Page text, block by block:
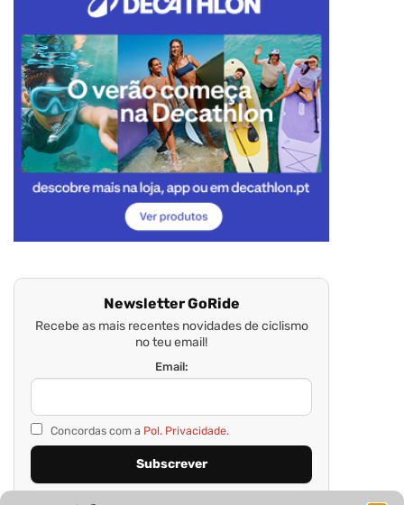
Newsletter GoRide
Recebe as mais recentes novidades de ciclismo
no teu email!
Email:
Concordas com a Pol. Privacidade.